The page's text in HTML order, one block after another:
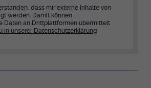
dass mir externe Inhalte von
werden. Damit können
Daten an Drittplattformen übermittelt
in unserer Datenschutzerklärung